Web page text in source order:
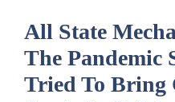
All State
The Pandemic
Tried To Bring